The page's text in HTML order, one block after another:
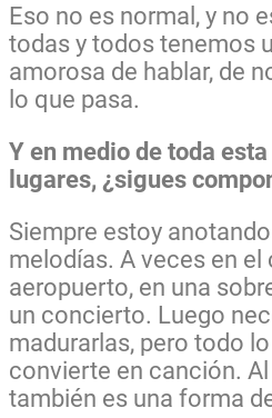
Eso no es normal, y no
todas y todos tenemos
amorosa de hablar, de
lo que pasa.
Y en medio de toda
lugares, ¿sigues
Siempre estoy
melodías. A veces en el
aeropuerto, en una
un concierto. Luego
madurarlas, pero todo
convierte en canción.
también es una forma